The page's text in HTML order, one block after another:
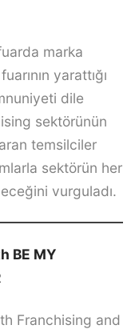
marka
yarattığı
dile
sektörünün
temsilciler
sektörün her
vurguladı.
BE MY
Franchising and